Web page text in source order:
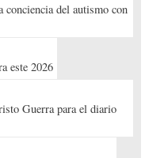
del autismo con
este 2026
Guerra para el diario